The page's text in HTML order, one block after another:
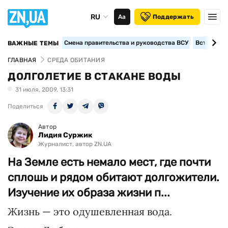
RU Аа Поддержать
ВАЖНЫЕ ТЕМЫ Смена правительства и руководства ВСУ
ГЛАВНАЯ СРЕДА ОБИТАНИЯ
ДОЛГОЛЕТИЕ В СТАКАНЕ ВОДЫ
31 июля, 2009, 13:31
Поделиться
Автор
Лидия Суржик
Журналист, автор ZN.UA
На Земле есть немало мест, где почти
сплошь и рядом обитают долгожители.
Изучение их образа жизни п...
Жизнь — это одушевленная вода.